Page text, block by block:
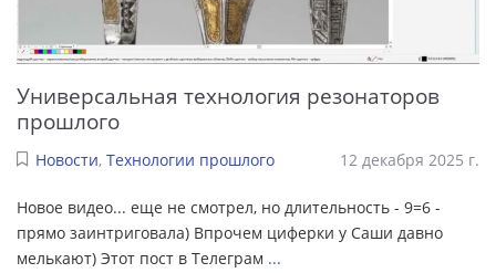
Универсальная технология резонаторов
прошлого
Новости, Технологии прошлого 12 декабря 2025 г.
Новое видео... еще не смотрел, но длительность - 9=6 -
прямо заинтриговала) Впрочем циферки у Саши давно
мелькают) Этот пост в Телеграм ...